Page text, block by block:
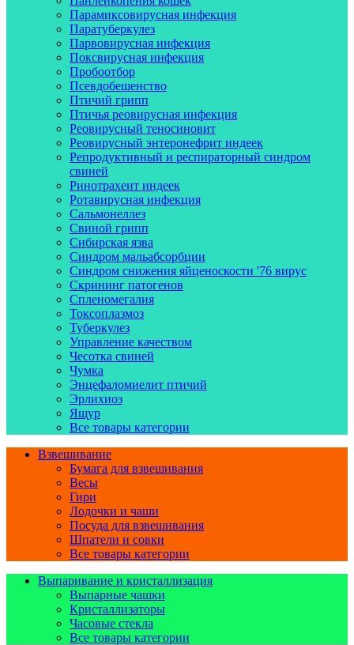
Парамиксовирусная инфекция
Паратуберкулез
Парвовирусная инфекция
Поксвирусная инфекция
Пробоотбор
Псевдобешенство
Птичий грипп
Птичья реовирусная инфекция
Реовирусный теносиновит
Реовирусный энтеронефрит индеек
Репродуктивный и респираторный синдром
свиней
Ринотрахеит индеек
Ротавирусная инфекция
Сальмонеллез
Свиной грипп
Сибирская язва
Синдром мальабсорбции
Синдром снижения яйценоскости '76 вирус
Скрининг патогенов
Спленомегалия
Токсоплазмоз
Туберкулез
Управление качеством
Чесотка свиней
Чумка
Энцефаломиелит птичий
Эрлихиоз
Ящур
Все товары категории
Взвешивание
Бумага для взвешивания
Весы
Гири
Лодочки и чаши
Посуда для взвешивания
Шпатели и совки
Все товары категории
Выпаривание и кристаллизация
Выпарные чашки
Кристаллизаторы
Часовые стекла
Все товары категории